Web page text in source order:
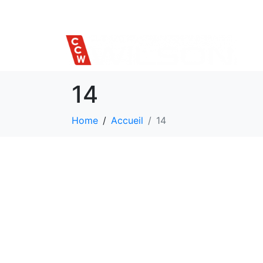
14
Home Accueil 14